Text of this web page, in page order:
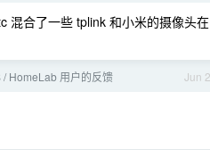
混合了一些 tplink 和小米的摄像头在
Jun 2
HomeLab 用户的反馈